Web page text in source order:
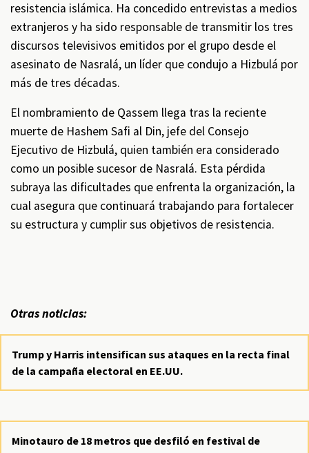
resistencia islámica. Ha concedido entrevistas a medios
extranjeros y ha sido responsable de transmitir los tres
discursos televisivos emitidos por el grupo desde el
asesinato de Nasralá, un líder que condujo a Hizbulá por
más de tres décadas.
El nombramiento de Qassem llega tras la reciente
muerte de Hashem Safi al Din, jefe del Consejo
Ejecutivo de Hizbulá, quien también era considerado
como un posible sucesor de Nasralá. Esta pérdida
subraya las dificultades que enfrenta la organización, la
cual asegura que continuará trabajando para fortalecer
su estructura y cumplir sus objetivos de resistencia.
Otras noticias:
Trump y Harris intensifican sus ataques en la recta final
de la campaña electoral en EE.UU.
Minotauro de 18 metros que desfiló en festival de